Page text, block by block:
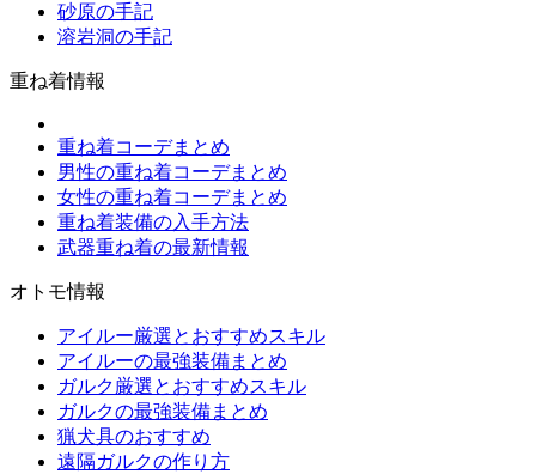
砂原の手記
溶岩洞の手記
重ね着情報
重ね着コーデまとめ
男性の重ね着コーデまとめ
女性の重ね着コーデまとめ
重ね着装備の入手方法
武器重ね着の最新情報
オトモ情報
アイルー厳選とおすすめスキル
アイルーの最強装備まとめ
ガルク厳選とおすすめスキル
ガルクの最強装備まとめ
猟犬具のおすすめ
遠隔ガルクの作り方